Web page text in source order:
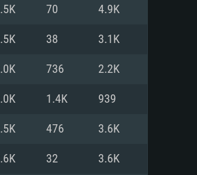
11 ou superior;
Radeon RX 570
não suportado)
ou superior com
/ equivalentes
drivers mais
70 4.9K
38 3.1K
736 2.2K
1.4K 939
476 3.6K
32 3.6K